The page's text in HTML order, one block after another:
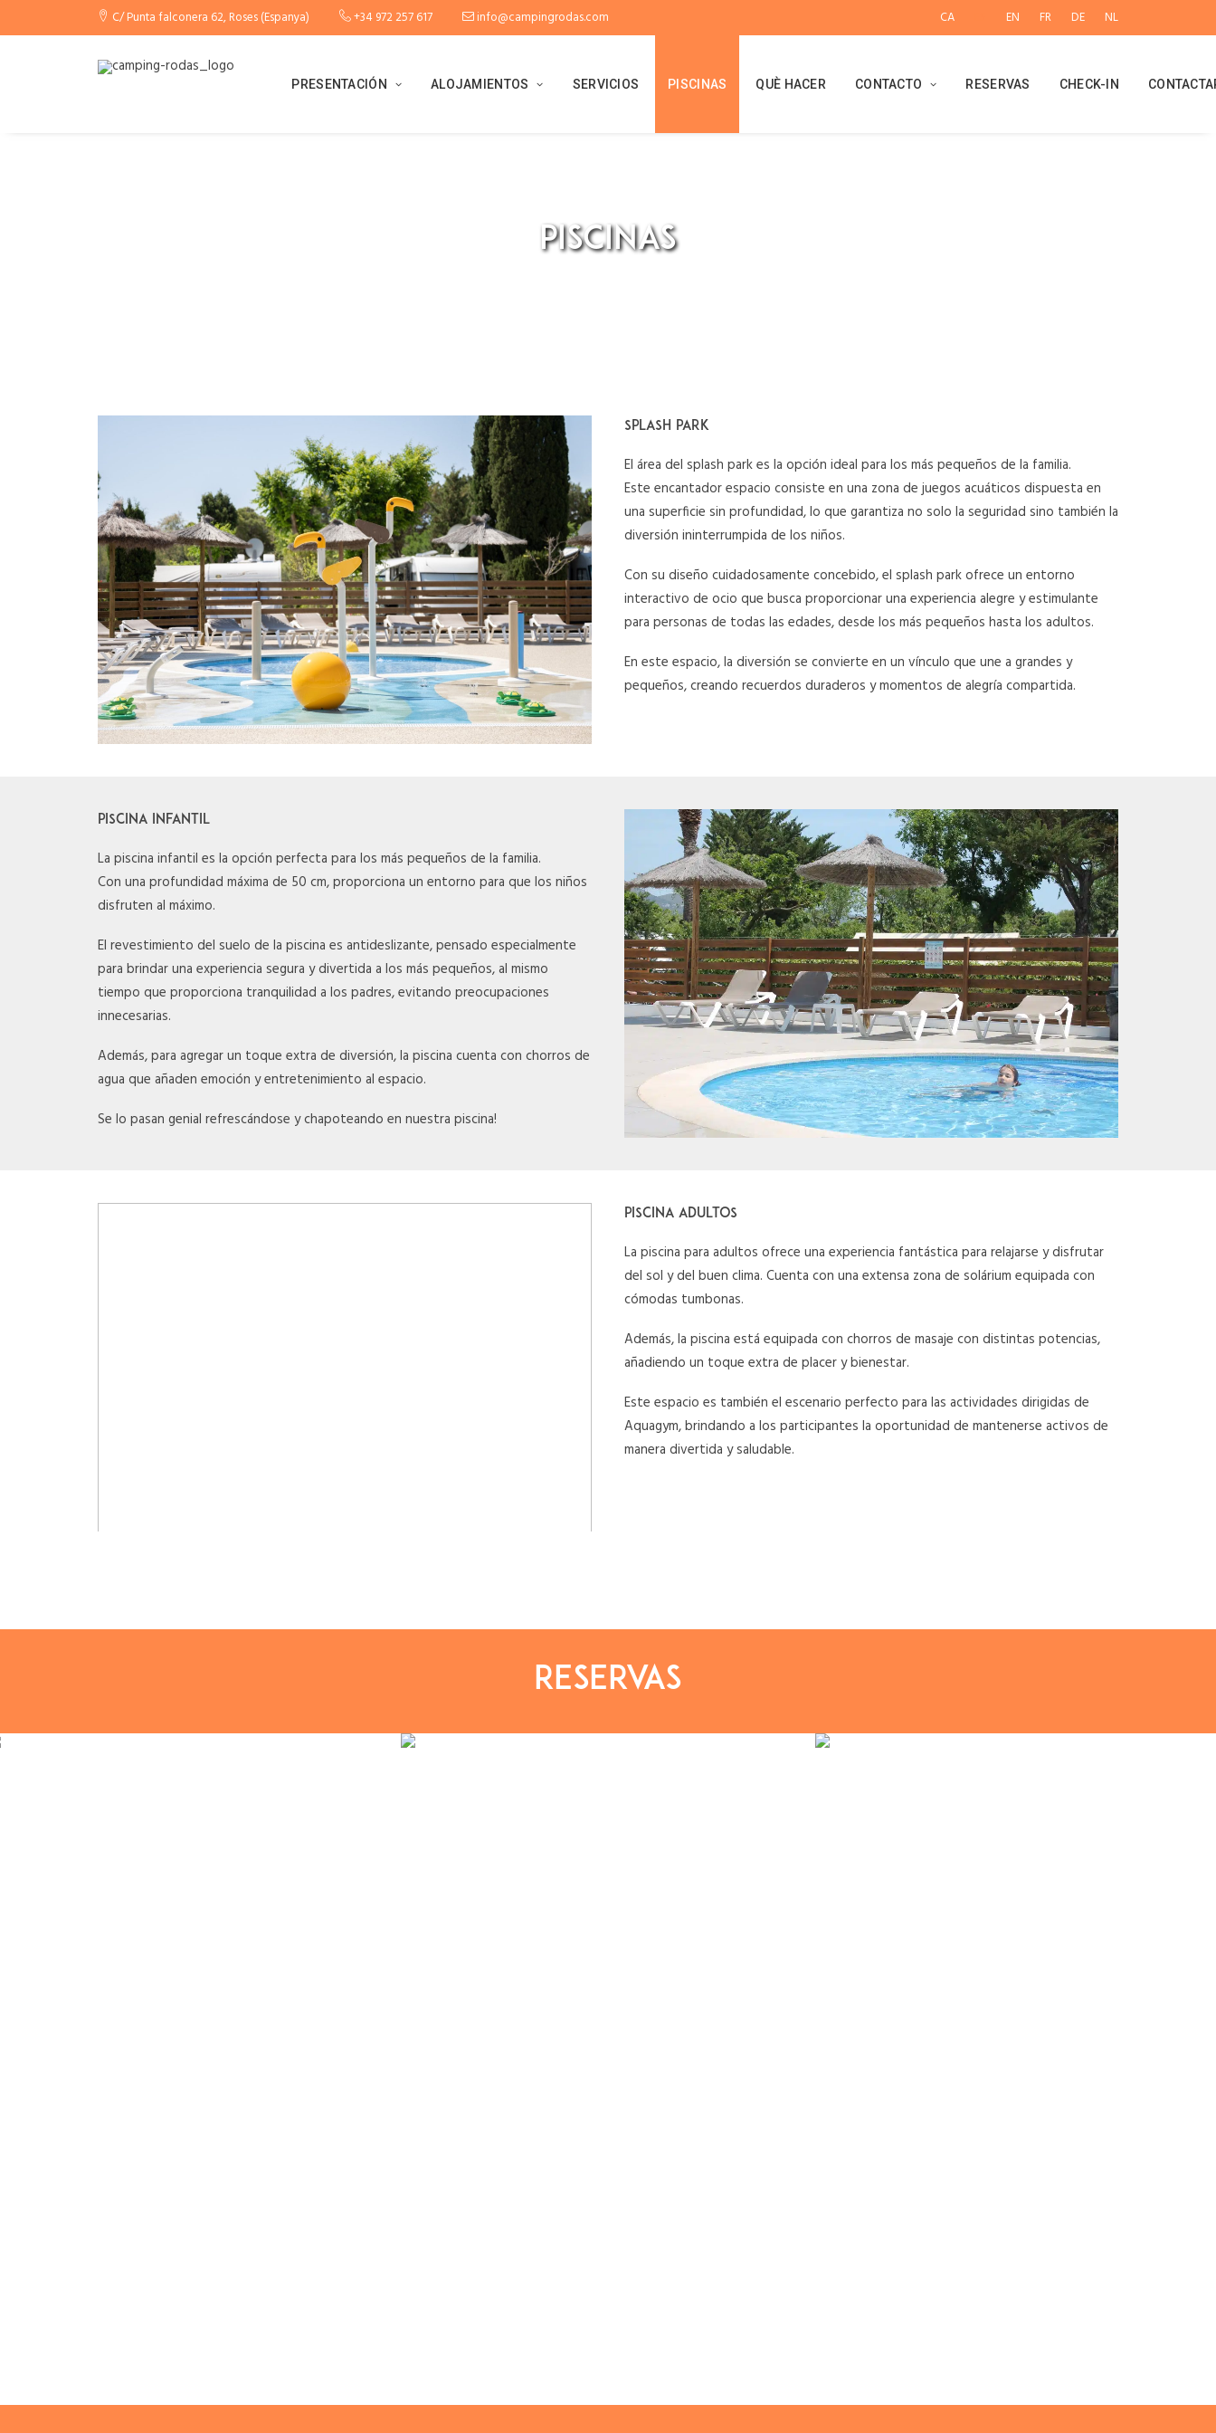
C/ Punta falconera 62, Roses (Espanya) +34 972 257 617 info@campingrodas.com CA EN FR DE NL
PRESENTACIÓN ALOJAMIENTOS SERVICIOS PISCINAS QUÈ HACER CONTACTO RESERVAS CHECK-IN
PISCINAS
SPLASH PARK
El área del splash park es la opción ideal para los más pequeños de la familia.
Este encantador espacio consiste en una zona de juegos acuáticos dispuesta en
una superficie sin profundidad, lo que garantiza no solo la seguridad sino también la
diversión ininterrumpida de los niños.
Con su diseño cuidadosamente concebido, el splash park ofrece un entorno
interactivo de ocio que busca proporcionar una experiencia alegre y estimulante
para personas de todas las edades, desde los más pequeños hasta los adultos.
En este espacio, la diversión se convierte en un vínculo que une a grandes y
pequeños, creando recuerdos duraderos y momentos de alegría compartida.
PISCINA INFANTIL
La piscina infantil es la opción perfecta para los más pequeños de la familia.
Con una profundidad máxima de 50 cm, proporciona un entorno para que los niños
disfruten al máximo.
El revestimiento del suelo de la piscina es antideslizante, pensado especialmente
para brindar una experiencia segura y divertida a los más pequeños, al mismo
tiempo que proporciona tranquilidad a los padres, evitando preocupaciones
innecesarias.
Además, para agregar un toque extra de diversión, la piscina cuenta con chorros de
agua que añaden emoción y entretenimiento al espacio.
Se lo pasan genial refrescándose y chapoteando en nuestra piscina!
PISCINA ADULTOS
La piscina para adultos ofrece una experiencia fantástica para relajarse y disfrutar
del sol y del buen clima. Cuenta con una extensa zona de solárium equipada con
cómodas tumbonas.
Además, la piscina está equipada con chorros de masaje con distintas potencias,
añadiendo un toque extra de placer y bienestar.
Este espacio es también el escenario perfecto para las actividades dirigidas de
Aquagym, brindando a los participantes la oportunidad de mantenerse activos de
manera divertida y saludable.
RESERVAS